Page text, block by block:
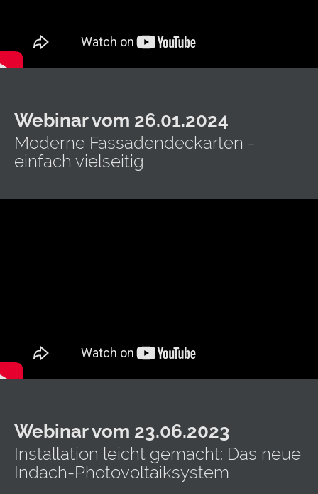
Webinar vom 26.01.2024
Moderne Fassadendeckarten -
einfach vielseitig
Webinar vom 23.06.2023
Installation leicht gemacht: Das neue
Indach-Photovoltaiksystem